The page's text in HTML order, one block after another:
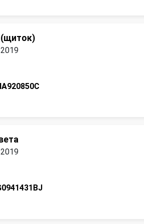
(щиток)